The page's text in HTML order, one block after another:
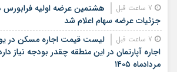
جزئیات عرضه سهام اعلام شد
لیست قیمت اجاره مسکن در
اجاره آپارتمان در این منطقه چقدر بودجه نیاز
مردادماه ۱۴۰۵